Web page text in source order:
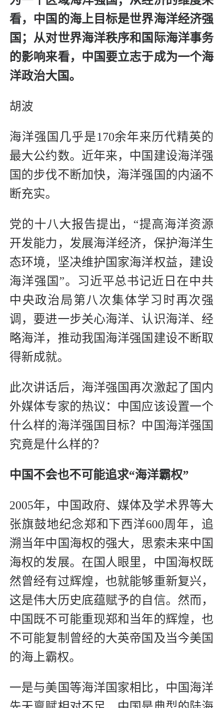
看，中国的海上目标是世界海洋经济强
国；从对世界海洋秩序和国际海洋事务
的影响来看，中国要立志于成为一个海
洋政治大国。
胡波
海洋强国几乎是170余年来历代精英的
最大公约数。近年来，中国建设海洋强
国的步伐不断加快，海洋强国的内涵不
断充实。
党的十八大报告提出，“提高海洋资源
开发能力，发展海洋经济，保护海洋生
态环境，坚决维护国家海洋权益，建设
海洋强国”。习近平总书记近日在中共
中央政治局第八次集体学习时再次强
调，要进一步关心海洋、认识海洋、经
略海洋，推动我国海洋强国建设不断取
得新成就。
此次讲话后，海洋强国再次激起了国内
外媒体专家的热议：中国应该设置一个
什么样的海洋强国目标？中国海洋强国
究竟是什么样的？
中国不会也不可能追求“海洋霸权”
2005年，中国政府、媒体及学术界等大
张旗鼓地纪念郑和下西洋600周年，追
溯当年中国海权的强大，思索未来中国
海权的发展。在国人眼里，中国海权既
然曾经有过辉煌，也就能够重新复兴，
这是伟大历史底蕴赋予的自信。然而，
中国既不可能重现郑和当年的辉煌，也
不可能复制曾经的大英帝国及当今美国
的海上霸权。
一是与美国等海洋国家相比，中国海洋